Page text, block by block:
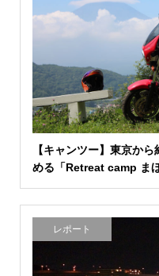
【キャンツー】東京か
める「Retreat camp ま
レポート